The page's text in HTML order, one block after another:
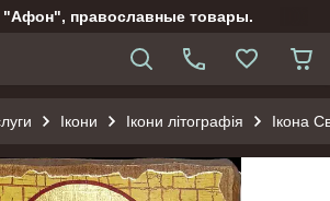
"Афон", православные товары.
Ікони Ікони літографія Ікона